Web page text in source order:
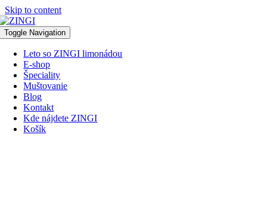
Skip to content
Toggle Navigation
Leto so ZINGI limonádou
E-shop
Špeciality
Muštovanie
Blog
Kontakt
Kde nájdete ZINGI
Košík